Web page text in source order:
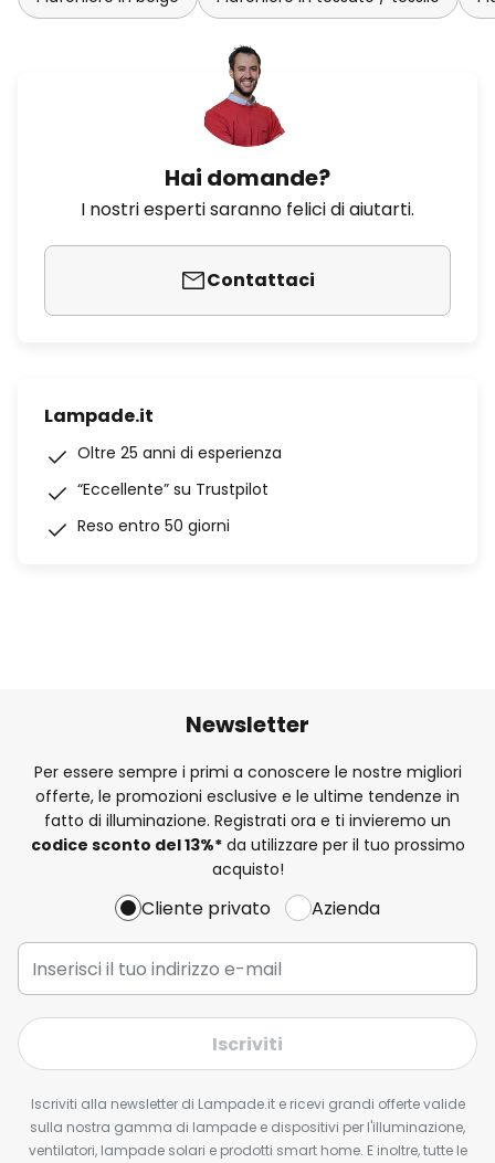
Hai domande?
I nostri esperti saranno felici di aiutarti.
Contattaci
Lampade.it
Oltre 25 anni di esperienza
“Eccellente” su Trustpilot
Reso entro 50 giorni
Newsletter
Per essere sempre i primi a conoscere le nostre migliori
offerte, le promozioni esclusive e le ultime tendenze in
fatto di illuminazione. Registrati ora e ti invieremo un
codice sconto del13%*da utilizzare per il tuo prossimo
acquisto!
Cliente privato Azienda
Iscriviti
Iscriviti alla newsletter di Lampade.it e ricevi grandi offerte valide
sulla nostra gamma di lampade e dispositivi per l'illuminazione,
ventilatori, lampade solari e prodotti smart home. E inoltre, tutte le